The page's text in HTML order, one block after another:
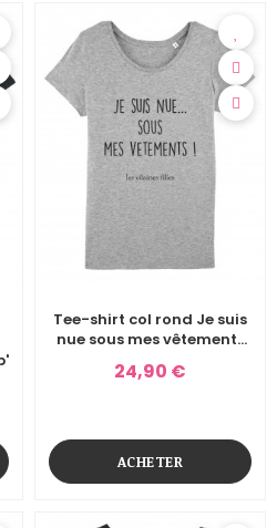
Tee-shirt col rond Je suis
nue sous mes vêtements
bio
24,90 €
ACHETER